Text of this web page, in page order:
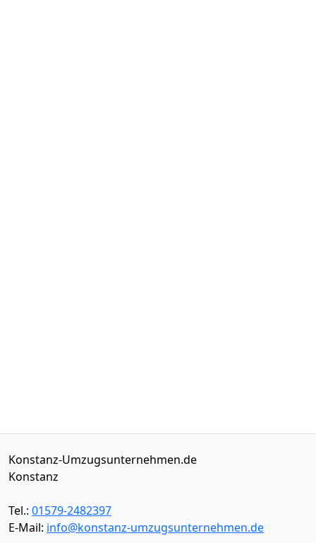
Konstanz-Umzugsunternehmen.de
Konstanz
Tel.: 01579-2482397
E-Mail: info@konstanz-umzugsunternehmen.de